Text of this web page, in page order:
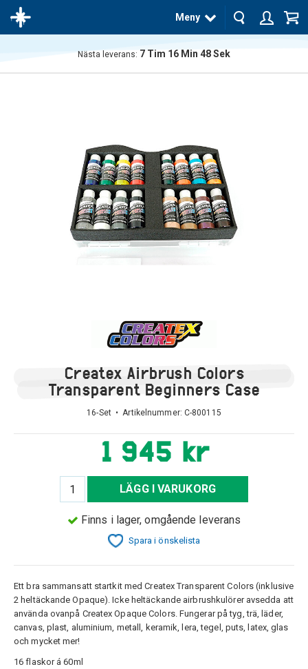
Meny
Nästa leverans: 7 Tim 16 Min 47Sek
Createx Airbrush Colors
Transparent Beginners Case
16-Set • Artikelnummer: C-800115
1 945 kr
LÄGG I VARUKORG
Finns i lager, omgående leverans
Spara i önskelista
Ett bra sammansatt startkit med Createx Transparent Colors (inklusive
2 heltäckande Opaque). Icke heltäckande airbrushkulörer avsedda att
använda ovanpå Createx Opaque Colors. Fungerar på tyg, trä, läder,
canvas, plast, aluminium, metall, keramik, lera, tegel, puts, latex, glas
och mycket mer!
16 flaskor á 60ml